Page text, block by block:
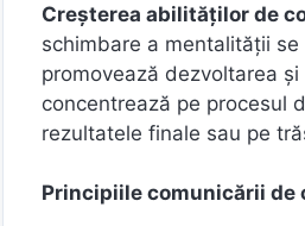
Creșterea abilităților de
schimbare a mentalității
promovează dezvoltarea
concentrează pe procesul
rezultatele finale sau pe
Principiile comunicării